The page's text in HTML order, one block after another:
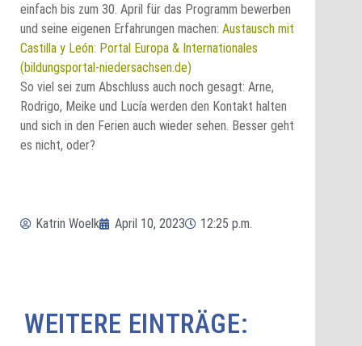
einfach bis zum 30. April für das Programm bewerben
und seine eigenen Erfahrungen machen: Austausch mit
Castilla y León: Portal Europa & Internationales
(bildungsportal-niedersachsen.de)
So viel sei zum Abschluss auch noch gesagt: Arne,
Rodrigo, Meike und Lucía werden den Kontakt halten
und sich in den Ferien auch wieder sehen. Besser geht
es nicht, oder?
Katrin Woelk April 10, 2023 12:25 p.m.
WEITERE EINTRÄGE: